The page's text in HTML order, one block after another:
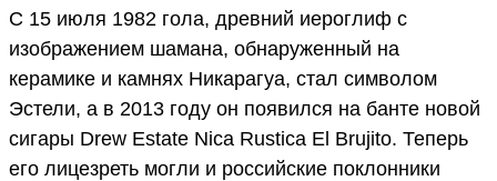
C 15 июля 1982 гола, древний иероглиф с
изображением шамана, обнаруженный на
керамике и камнях Никарагуа, стал символом
Эстели, а в 2013 году он появился на банте новой
сигары Drew Estate Nica Rustica El Brujito. Теперь
его лицезреть могли и российские поклонники